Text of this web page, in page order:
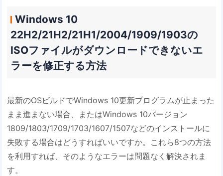
Windows 10
22H2/21H2/21H1/2004/1909/1903の
ISOファイルがダウンロードできないエ
ラーを修正する方法
最新のOSビルドでWindows 10更新プログラムが止まった
まま進まない場合、またはWindows 10バージョン
1809/1803/1709/1703/1607/1507などのインストールに
失敗する場合はどうすればいいですか。これら8つの方法
を利用すれば、そのようなエラーは問題なく解決されま
す。